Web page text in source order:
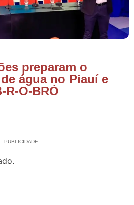
preparam o
água no Piauí e
R-O-BRÓ
PUBLICIDADE